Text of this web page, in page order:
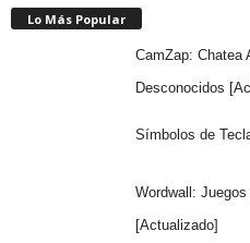
Lo Más Popular
CamZap: Chatea
Desconocidos
Símbolos de
Wordwall:
[Actualizado]